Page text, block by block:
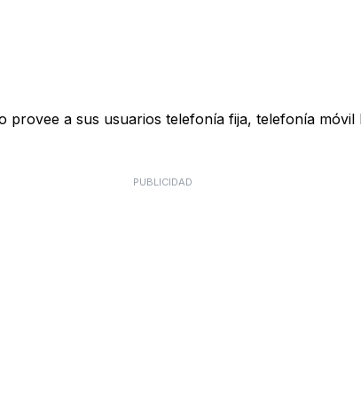
a sus usuarios telefonía fija, telefonía
PUBLICIDAD